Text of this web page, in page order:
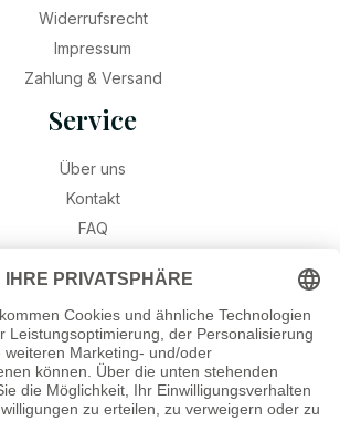
Widerrufsrecht
Impressum
Zahlung & Versand
Service
Über uns
Kontakt
FAQ
Widerruf
Ratgeber
Geburtssteine
– Schriften & Hinweise